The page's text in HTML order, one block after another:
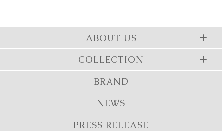
ABOUT US
COLLECTION
BRAND
NEWS
PRESS RELEASE